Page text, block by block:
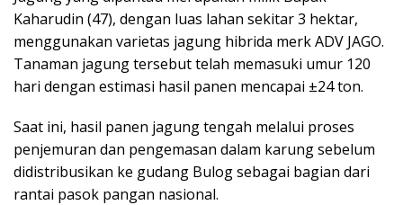
Kaharudin (47), dengan luas lahan sekitar 3 hektar,
menggunakan varietas jagung hibrida merk ADV JAGO.
Tanaman jagung tersebut telah memasuki umur 120
hari dengan estimasi hasil panen mencapai ±24 ton.
Saat ini, hasil panen jagung tengah melalui proses
penjemuran dan pengemasan dalam karung sebelum
didistribusikan ke gudang Bulog sebagai bagian dari
rantai pasok pangan nasional.